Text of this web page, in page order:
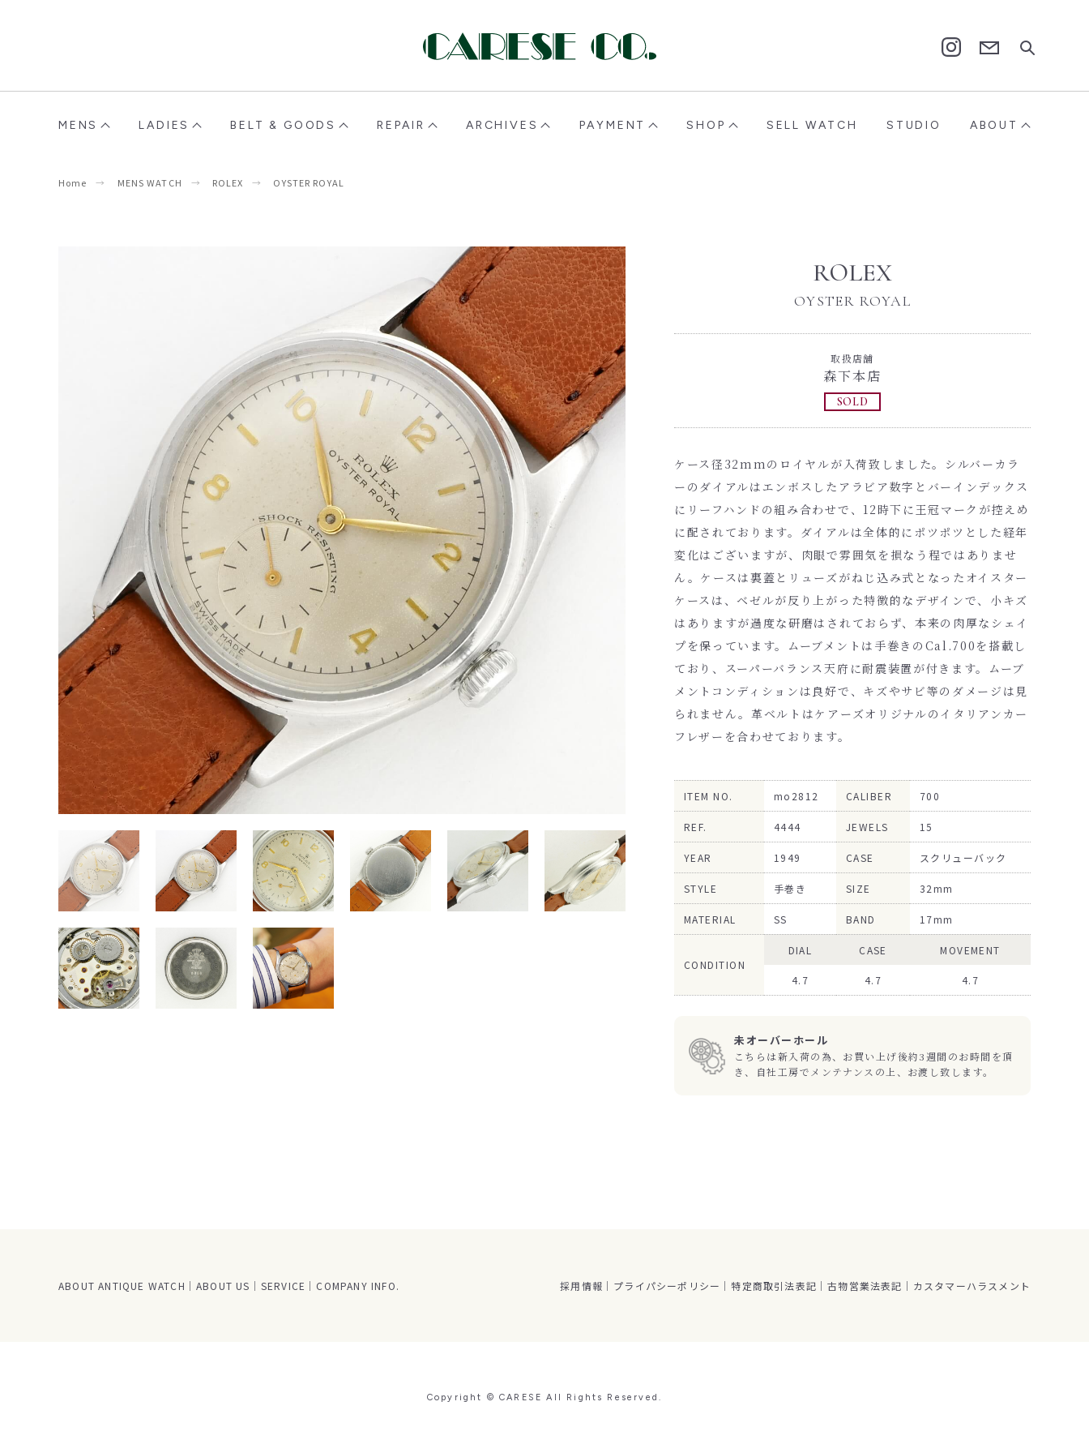
MENS LADIES BELT & GOODS REPAIR ARCHIVES PAYMENT SHOP SELL WATCH STUDIO ABOUT
Home MENS WATCH ROLEX OYSTER ROYAL
ROLEX
OYSTER ROYAL
取扱店舗
森下本店
SOLD
ケース径32mmのロイヤルが入荷致しました。シルバーカラ
ーのダイアルはエンボスしたアラビア数字とバーインデックス
にリーフハンドの組み合わせで、12時下に王冠マークが控えめ
に配されております。ダイアルは全体的にポツポツとした経年
変化はございますが、肉眼で雰囲気を損なう程ではありませ
ん。ケースは裏蓋とリューズがねじ込み式となったオイスター
ケースは、ベゼルが反り上がった特徴的なデザインで、小キズ
はありますが過度な研磨はされておらず、本来の肉厚なシェイ
プを保っています。ムーブメントは手巻きのCal.700を搭載し
ており、スーパーバランス天府に耐震装置が付きます。ムーブ
メントコンディションは良好で、キズやサビ等のダメージは見
られません。革ベルトはケアーズオリジナルのイタリアンカー
フレザーを合わせております。
ITEM NO. mo2812 CALIBER 700
REF. 4444 JEWELS 15
YEAR 1949 CASE スクリューバック
STYLE 手巻き SIZE 32mm
MATERIAL SS BAND 17mm
CONDITION
DIAL CASE MOVEMENT
4.7 4.7 4.7
未オーバーホール
こちらは新入荷の為、お買い上げ後約3週間のお時間を頂
き、自社工房でメンテナンスの上、お渡し致します。
ABOUT ANTIQUE WATCH ABOUT US SERVICE COMPANY INFO. 採用情報 プライパシーポリシー 特定商取引法表記 古物営業法表記 カスタマーハラスメント
Copyright © CARESE All Rights Reserved.